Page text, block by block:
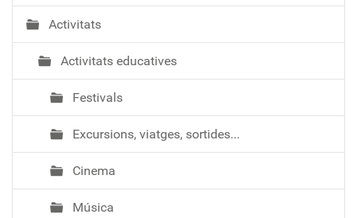
Activitats
Activitats educatives
Festivals
Excursions, viatges, sortides...
Cinema
Música